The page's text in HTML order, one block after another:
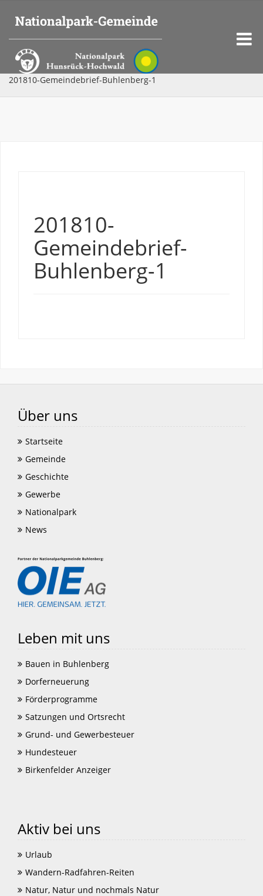
201810-Gemeindebrief-Buhlenberg-1
201810-
Gemeindebrief-
Buhlenberg-1
Über uns
Startseite
Gemeinde
Geschichte
Gewerbe
Nationalpark
News
Leben mit uns
Bauen in Buhlenberg
Dorferneuerung
Förderprogramme
Satzungen und Ortsrecht
Grund- und Gewerbesteuer
Hundesteuer
Birkenfelder Anzeiger
Aktiv bei uns
Urlaub
Wandern-Radfahren-Reiten
Natur, Natur und nochmals Natur